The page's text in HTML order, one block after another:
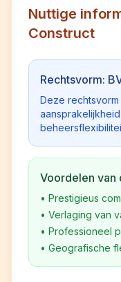
Nuttige
Construct
Rechtsvorm:
Deze
Voordelen van
• Prestigieus
• Verlaging van
• Professioneel
• Geografische